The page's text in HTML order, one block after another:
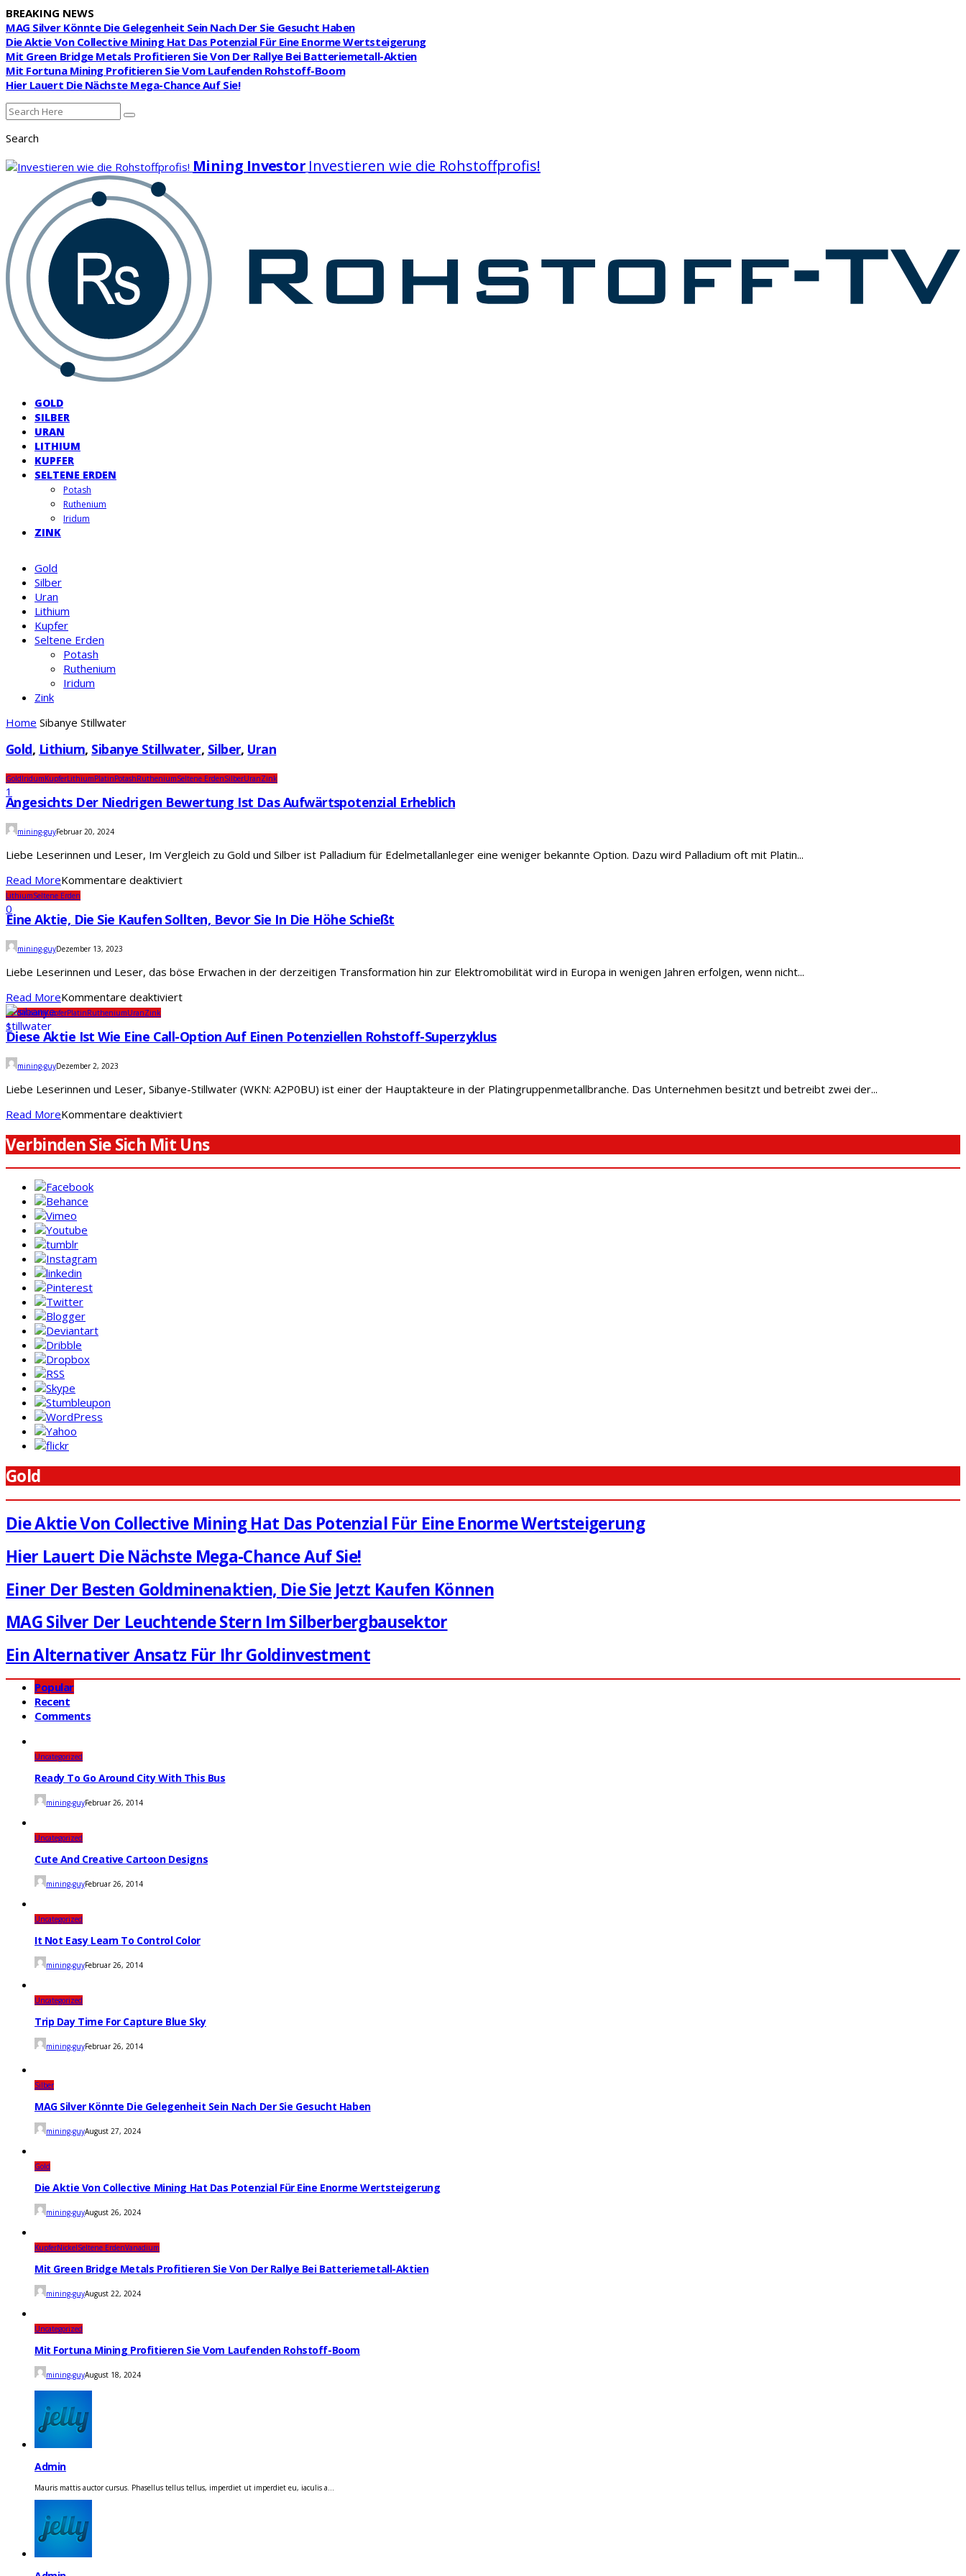
BREAKING NEWS
MAG Silver Könnte Die Gelegenheit Sein Nach Der Sie Gesucht Haben
Die Aktie Von Collective Mining Hat Das Potenzial Für Eine Enorme Wertsteigerung
Mit Green Bridge Metals Profitieren Sie Von Der Rallye Bei Batteriemetall-Aktien
Mit Fortuna Mining Profitieren Sie Vom Laufenden Rohstoff-Boom
Hier Lauert Die Nächste Mega-Chance Auf Sie!
Search
Mining Investor Investieren wie die Rohstoffprofis!
GOLD
SILBER
URAN
LITHIUM
KUPFER
SELTENE ERDEN
Potash
Ruthenium
Iridum
ZINK
Gold
Silber
Uran
Lithium
Kupfer
Seltene Erden
Potash
Ruthenium
Iridum
Zink
Home Sibanye Stillwater
Gold, Lithium, Sibanye Stillwater, Silber, Uran
GoldIridumKupferLithiumPlatinPotashRutheniumSeltene ErdenSilberUranZink
1
Angesichts Der Niedrigen Bewertung Ist Das Aufwärtspotenzial Erheblich
mining-guyFebruar 20, 2024
Liebe Leserinnen und Leser, Im Vergleich zu Gold und Silber ist Palladium für Edelmetallanleger eine weniger bekannte Option. Dazu wird Palladium oft mit Platin...
Read MoreKommentare deaktiviertfür
niedrigen
Aufwärtspotenzial
erheblich
LithiumSeltene Erden
0
Eine Aktie, Die Sie Kaufen Sollten, Bevor Sie In Die Höhe Schießt
mining-guyDezember 13, 2023
Liebe Leserinnen und Leser, das böse Erwachen in der derzeitigen Transformation hin zur Elektromobilität wird in Europa in wenigen Jahren erfolgen, wenn nicht...
Read MoreKommentare deaktiviertfür
die
sollten,
bevor
sie
die
Höhe
schießt
GoldIridumKupferPlatinRutheniumUranZink
1
Diese Aktie Ist Wie Eine Call-Option Auf Einen Potenziellen Rohstoff-Superzyklus
mining-guyDezember 2, 2023
Liebe Leserinnen und Leser, Sibanye-Stillwater (WKN: A2P0BU) ist einer der Hauptakteure in der Platingruppenmetallbranche. Das Unternehmen besitzt und betreibt zwei der...
Read MoreKommentare deaktiviertfür
Aktie
ist
wie
Verbinden Sie Sich Mit Uns
Gold
Die Aktie Von Collective Mining Hat Das Potenzial Für Eine Enorme Wertsteigerung
Hier Lauert Die Nächste Mega-Chance Auf Sie!
Einer Der Besten Goldminenaktien, Die Sie Jetzt Kaufen Können
MAG Silver Der Leuchtende Stern Im Silberbergbausektor
Ein Alternativer Ansatz Für Ihr Goldinvestment
Popular
Recent
Comments
Uncategorized
Ready To Go Around City With This Bus
mining-guyFebruar 26, 2014
Uncategorized
Cute And Creative Cartoon Designs
mining-guyFebruar 26, 2014
Uncategorized
It Not Easy Learn To Control Color
mining-guyFebruar 26, 2014
Uncategorized
Trip Day Time For Capture Blue Sky
mining-guyFebruar 26, 2014
Silber
MAG Silver Könnte Die Gelegenheit Sein Nach Der Sie Gesucht Haben
mining-guyAugust 27, 2024
Gold
Die Aktie Von Collective Mining Hat Das Potenzial Für Eine Enorme Wertsteigerung
mining-guyAugust 26, 2024
KupferNickelSeltene ErdenVanadium
Mit Green Bridge Metals Profitieren Sie Von Der Rallye Bei Batteriemetall-Aktien
mining-guyAugust 22, 2024
Uncategorized
Mit Fortuna Mining Profitieren Sie Vom Laufenden Rohstoff-Boom
mining-guyAugust 18, 2024
Admin
Mauris mattis auctor cursus. Phasellus tellus tellus, imperdiet ut imperdiet eu, iaculis a...